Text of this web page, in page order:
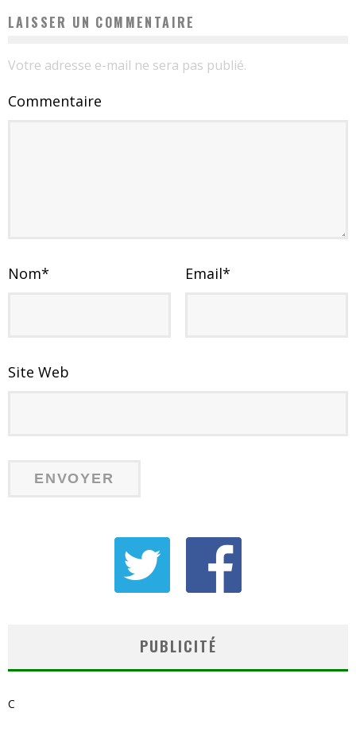
LAISSER UN COMMENTAIRE
Votre adresse e-mail ne sera pas publié.
Commentaire
Nom* Email*
Site Web
PUBLICITÉ
C